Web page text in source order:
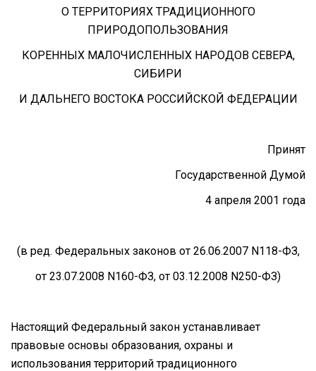
О ТЕРРИТОРИЯХ ТРАДИЦИОННОГО
ПРИРОДОПОЛЬЗОВАНИЯ
КОРЕННЫХ МАЛОЧИСЛЕННЫХ НАРОДОВ СЕВЕРА,
СИБИРИ
И ДАЛЬНЕГО ВОСТОКА РОССИЙСКОЙ ФЕДЕРАЦИИ
Принят
Государственной Думой
4 апреля 2001 года
(в ред. Федеральных законов от 26.06.2007 N118-ФЗ,
от 23.07.2008 N160-ФЗ, от 03.12.2008 N250-ФЗ)
Настоящий Федеральный закон устанавливает
правовые основы образования, охраны и
использования территорий традиционного